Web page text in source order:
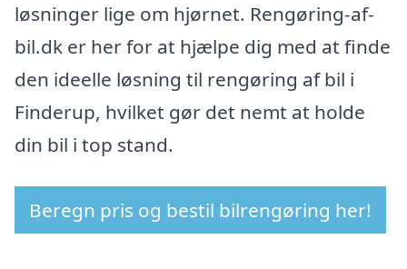
løsninger lige om hjørnet. Rengøring-af-
bil.dk er her for at hjælpe dig med at finde
den ideelle løsning til rengøring af bil i
Finderup, hvilket gør det nemt at holde
din bil i top stand.
Beregn pris og bestil bilrengøring her!